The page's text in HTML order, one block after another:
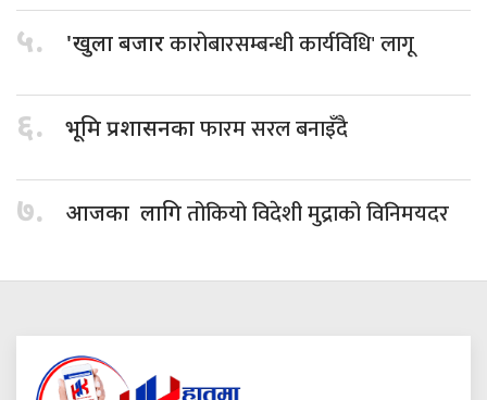
५. 'खुला बजारकारोबारसम्बन्धी कार्यविधि' लागू
६. भूमि प्रशासनकाफारम सरल बनाइँदै
७. आजका लागितोकियो विदेशी मुद्राको विनिमयदर